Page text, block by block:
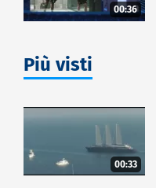
00:36
Più visti
00:33